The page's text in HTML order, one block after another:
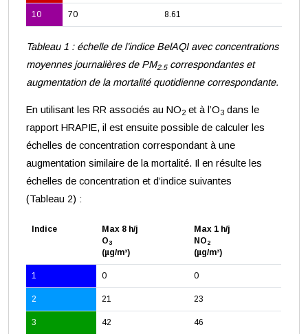
10 70 8.61
Tableau 1 : échelle de l’indice BelAQI avec concentrations
moyennes journalières de PM2.5correspondantes et
augmentation de la mortalité quotidienne correspondante.
En utilisant les RR associés au NO2 et à l’O3 dans le
rapport HRAPIE, il est ensuite possible de calculer les
échelles de concentration correspondant à une
augmentation similaire de la mortalité. Il en résulte les
échelles de concentration et d’indice suivantes
(Tableau 2) :
Indice
Max 8 h/j
O3
(µg/m³)
Max 1 h/j
NO 2
(µg/m³)
1 0 0
2 21 23
3 42 46